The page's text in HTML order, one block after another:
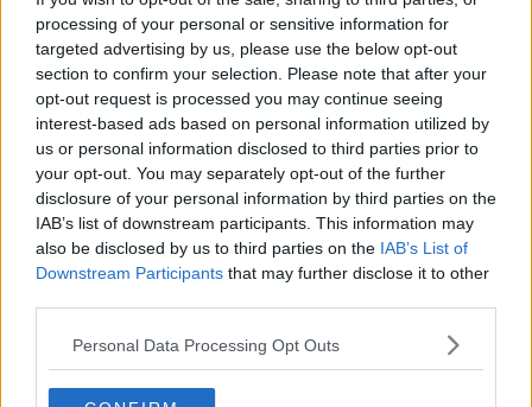
processing of your personal or sensitive information for
targeted advertising by us, please use the below opt-out
section to confirm your selection. Please note that after your
opt-out request is processed you may continue seeing
interest-based ads based on personal information utilized by
us or personal information disclosed to third parties prior to
your opt-out. You may separately opt-out of the further
disclosure of your personal information by third parties on the
IAB’s list of downstream participants. This information may
also be disclosed by us to third parties on the IAB’s List of
Downstream Participants that may further disclose it to other
Personal Data Processing Opt Outs
3 841
Ord och uttryck som du stör dig på [Sammanfogad tråd]
Svar avSchnauze 2026-07-2512:09
Borde inte tyskan ha engelskans plats?
Svar avEoppoyz 2026-07-2510:12
Vackra tyska ord — vilket ord tycker du är det vackraste?
Svar avkalleanka-kille 2026-07-2412:03
Hur uppmuntra unga att behålla sina dialekter?
2026-07-22 17:53
Anglicismhatartråden (sammanfogad tråd)